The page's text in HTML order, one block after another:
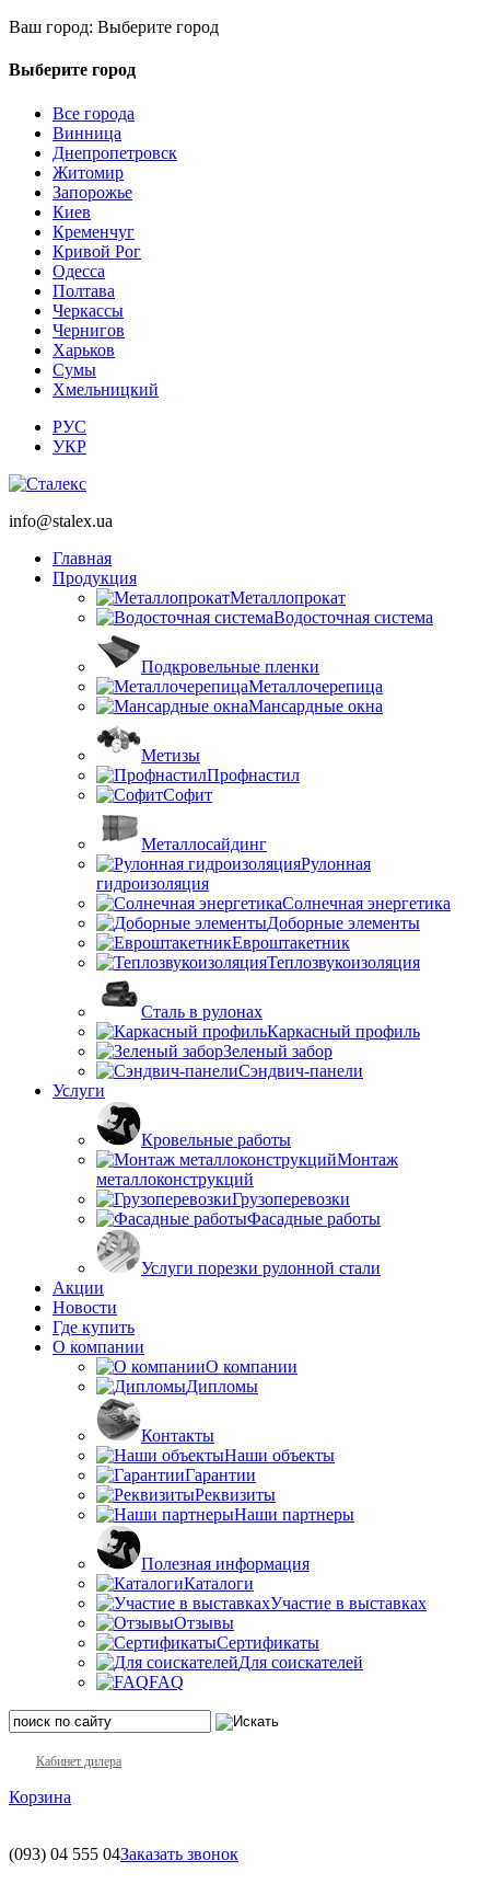
Ваш город: Выберите город
Выберите город
Все города
Винница
Днепропетровск
Житомир
Запорожье
Киев
Кременчуг
Кривой Рог
Одесса
Полтава
Черкассы
Чернигов
Харьков
Сумы
Хмельницкий
РУС
УКР
info@stalex.ua
Главная
Продукция
Металлопрокат
Водосточная система
Подкровельные пленки
Металлочерепица
Мансардные окна
Метизы
Профнастил
Софит
Металлосайдинг
Рулонная
гидроизоляция
Солнечная энергетика
Доборные элементы
Евроштакетник
Теплозвукоизоляция
Сталь в рулонах
Каркасный профиль
Зеленый забор
Сэндвич-панели
Услуги
Кровельные работы
Монтаж
металлоконструкций
Грузоперевозки
Фасадные работы
Услуги порезки рулонной стали
Акции
Новости
Где купить
О компании
О компании
Дипломы
Контакты
Наши объекты
Гарантии
Реквизиты
Наши партнеры
Полезная информация
Каталоги
Участие в выставках
Отзывы
Сертификаты
Для соискателей
FAQ
Кабинет дилера
Корзина
(093) 04 555 04Заказать звонок